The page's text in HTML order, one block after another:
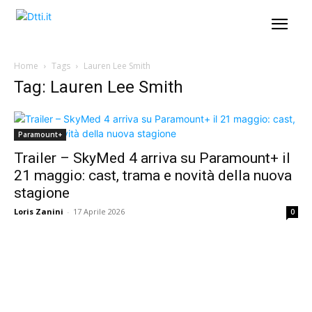
Home Tags Lauren Lee Smith
Tag: Lauren Lee Smith
Paramount+
Trailer – SkyMed 4 arriva su Paramount+ il
21 maggio: cast, trama e novità della nuova
stagione
Loris Zanini - 17 Aprile 2026 0